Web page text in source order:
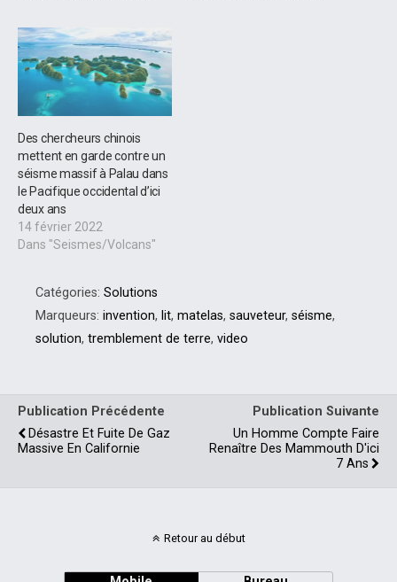
Des chercheurs chinois
mettent en garde contre un
séisme massif à Palau dans
le Pacifique occidental d’ici
deux ans
14 février 2022
Dans "Seismes/Volcans"
Catégories: Solutions
Marqueurs: invention, lit, matelas, sauveteur, séisme,
solution, tremblement de terre, video
Publication Précédente
Désastre Et Fuite De Gaz
Massive En Californie
Publication Suivante
Un Homme Compte Faire
Renaître Des Mammouth D'ici
7 Ans
Retour au début